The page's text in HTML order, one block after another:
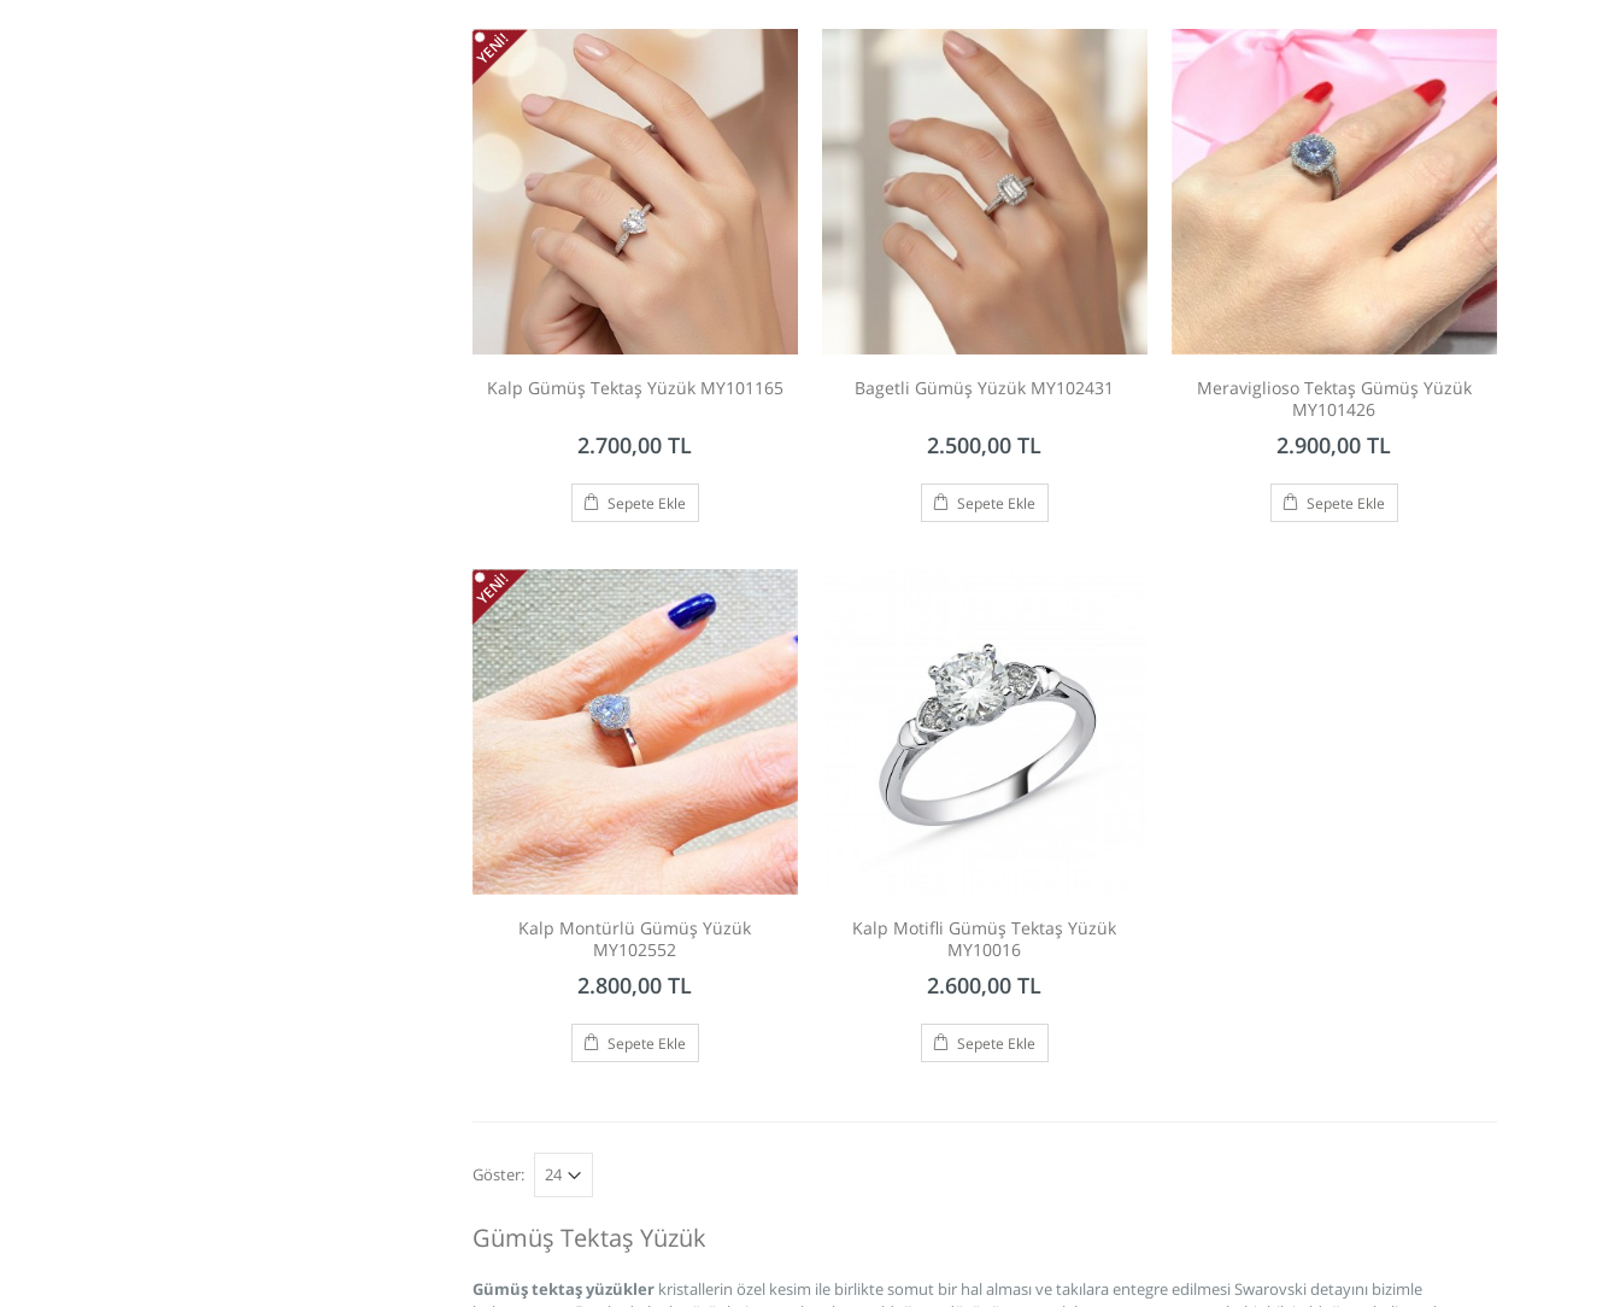
YENI!
Kalp Gümüş Tektaş Yüzük MY101165
2.700,00 TL
Sepete Ekle
Bagetli Gümüş Yüzük MY102431
2.500,00 TL
Sepete Ekle
Meraviglioso Tektaş Gümüş Yüzük
MY101426
2.900,00 TL
Sepete Ekle
YENI!
Kalp Montürlü Gümüş Yüzük
MY102552
2.800,00 TL
Sepete Ekle
Kalp Motifli Gümüş Tektaş Yüzük
MY10016
2.600,00 TL
Sepete Ekle
Göster:
Gümüş Tektaş Yüzük
Gümüş tektaş yüzüklerkristallerin özel kesim ile birlikte somut bir hal alması ve takılara entegre edilmesi Swarovski detayını bizimle